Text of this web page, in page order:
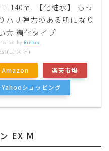
140ml 【化粧水】 もっ
ハリ弾力のある肌になり
方 糖化タイプ
by Rinker
エスト)
Amazon 楽天市場
Yahooショッピング
EX M